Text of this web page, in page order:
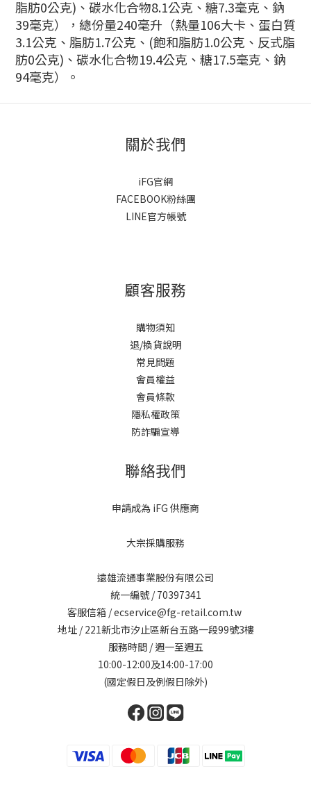
脂肪0公克)、碳水化合物8.1公克、糖7.3毫克、鈉
39毫克），總份量240毫升（熱量106大卡、蛋白質
3.1公克、脂肪1.7公克、(飽和脂肪1.0公克、反式脂
肪0公克)、碳水化合物19.4公克、糖17.5毫克、鈉
94毫克）。
關於我們
iFG官網
FACEBOOK粉絲團
LINE官方帳號
顧客服務
購物須知
退/換貨說明
常見問題
會員權益
會員條款
隱私權政策
防詐騙宣導
聯絡我們
申請成為 iFG 供應商
大宗採購服務
遠雄流通事業股份有限公司
統一編號 / 70397341
客服信箱 / ecservice@fg-retail.com.tw
地址 / 221新北市汐止區新台五路一段99號3樓
服務時間 / 週一至週五
10:00-12:00及14:00-17:00
(國定假日及例假日除外)